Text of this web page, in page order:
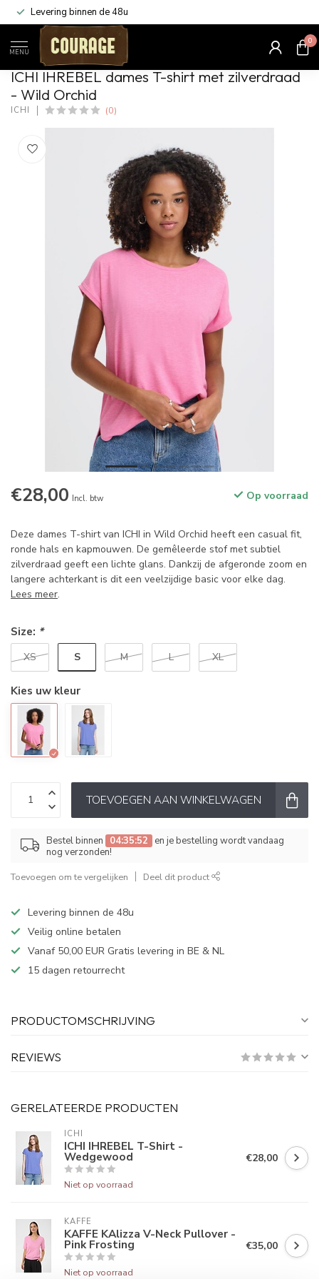
Levering binnen de 48u
MENU
0
Home IHREBEL dames T-shirt met zilverdraad - Wild Orchid
ICHI IHREBEL dames T-shirt met zilverdraad
- Wild Orchid
ICHI (0)
€28,00 Incl. btw Op voorraad
Deze dames T-shirt van ICHI in Wild Orchid heeft een casual fit,
ronde hals en kapmouwen. De gemêleerde stof met subtiel
zilverdraad geeft een lichte glans. Dankzij de afgeronde zoom en
langere achterkant is dit een veelzijdige basic voor elke dag.
Lees meer.
Size: *
XS S M L XL
Kies uw kleur
TOEVOEGEN AAN WINKELWAGEN
Bestel binnen 04:35:52
en je bestelling wordt vandaag
nog verzonden!
Toevoegen om te vergelijken Deel dit product
Levering binnen de 48u
Veilig online betalen
Vanaf 50,00 EUR Gratis levering in BE & NL
15 dagen retourrecht
PRODUCTOMSCHRIJVING
REVIEWS
GERELATEERDE PRODUCTEN
ICHI
ICHI IHREBEL T-Shirt -
Wedgewood
Niet op voorraad
€28,00
KAFFE
KAFFE KAlizza V-Neck Pullover -
Pink Frosting
Niet op voorraad
€35,00